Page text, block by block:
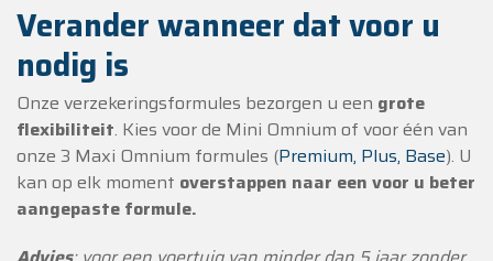
Verander wanneer dat voor u
nodig is
Onze verzekeringsformules bezorgen u een grote
flexibiliteit. Kies voor de Mini Omnium of voor één van
onze 3 Maxi Omnium formules (Premium, Plus, Base). U
kan op elk moment overstappen naar een voor u beter
aangepaste formule.